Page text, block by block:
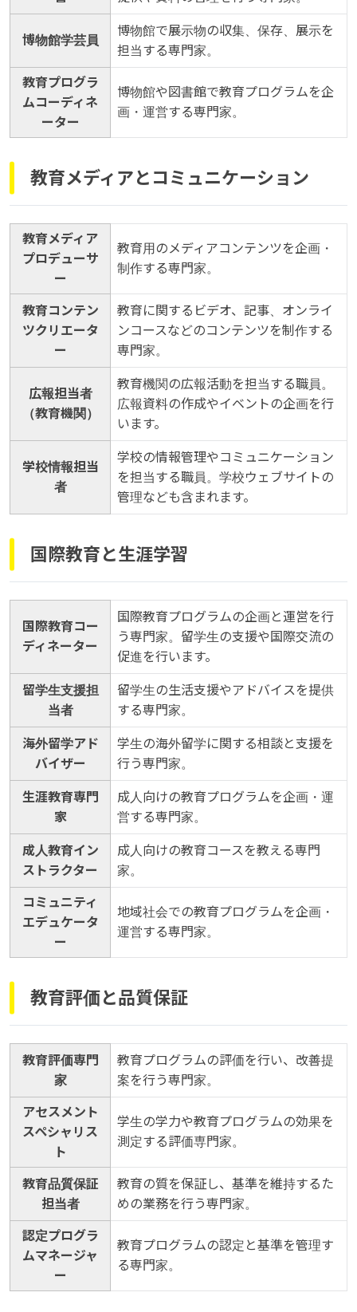
博物館学芸員
博物館で展示物の収集、保存、展示を
担当する専門家。
教育プログラ
ムコーディネ
ーター
博物館や図書館で教育プログラムを企
画・運営する専門家。
教育メディアとコミュニケーション
教育メディア
プロデューサ
ー
教育用のメディアコンテンツを企画・
制作する専門家。
教育コンテン
ツクリエータ
ー
教育に関するビデオ、記事、オンライ
ンコースなどのコンテンツを制作する
専門家。
広報担当者
（教育機関）
教育機関の広報活動を担当する職員。
広報資料の作成やイベントの企画を行
います。
学校情報担当
者
学校の情報管理やコミュニケーション
を担当する職員。学校ウェブサイトの
管理なども含まれます。
国際教育と生涯学習
国際教育コー
ディネーター
国際教育プログラムの企画と運営を行
う専門家。留学生の支援や国際交流の
促進を行います。
留学生支援担
当者
留学生の生活支援やアドバイスを提供
する専門家。
海外留学アド
バイザー
学生の海外留学に関する相談と支援を
行う専門家。
生涯教育専門
家
成人向けの教育プログラムを企画・運
営する専門家。
成人教育イン
ストラクター
成人向けの教育コースを教える専門
家。
コミュニティ
エデュケータ
ー
地域社会での教育プログラムを企画・
運営する専門家。
教育評価と品質保証
教育評価専門
家
教育プログラムの評価を行い、改善提
案を行う専門家。
アセスメント
スペシャリス
ト
学生の学力や教育プログラムの効果を
測定する評価専門家。
教育品質保証
担当者
教育の質を保証し、基準を維持するた
めの業務を行う専門家。
認定プログラ
ムマネージャ
ー
教育プログラムの認定と基準を管理す
る専門家。